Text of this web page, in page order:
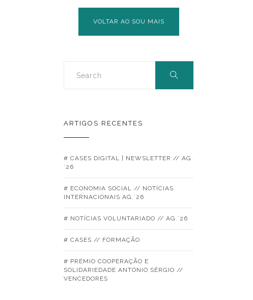
VOLTAR AO SOU MAIS
ARTIGOS RECENTES
# CASES DIGITAL | NEWSLETTER // AG.
´26
# ECONOMIA SOCIAL // NOTÍCIAS
INTERNACIONAIS AG.´26
# NOTÍCIAS VOLUNTARIADO // AG.´26
# CASES // FORMAÇÃO
# PRÉMIO COOPERAÇÃO E
SOLIDARIEDADE ANTÓNIO SÉRGIO //
VENCEDORES